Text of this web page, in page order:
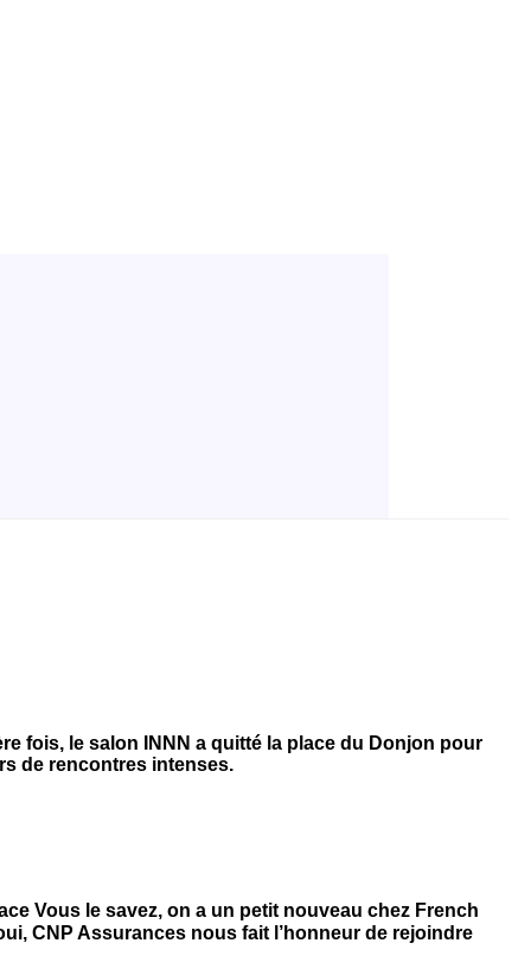
fois, le salon INNN a quitté la place du Donjon pour
de rencontres intenses.
Vous le savez, on a un petit nouveau chez French
CNP Assurances nous fait l’honneur de rejoindre